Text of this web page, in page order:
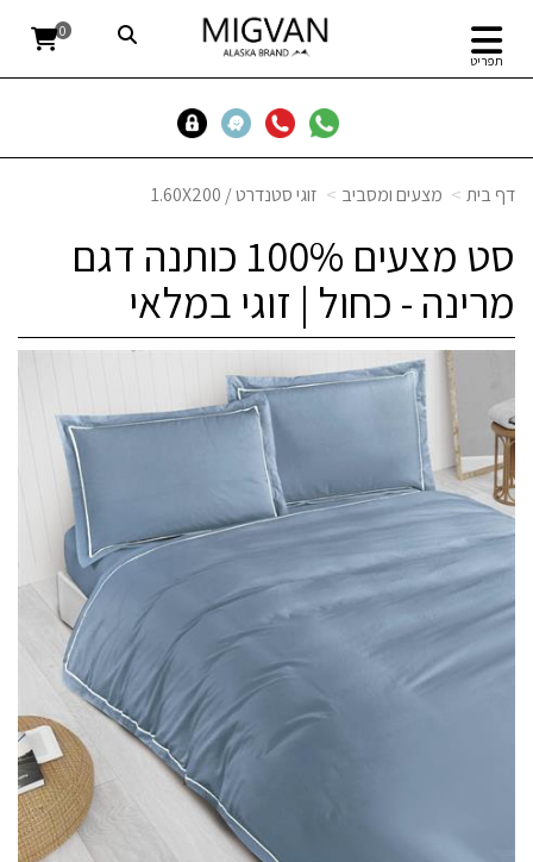
תפריט
0
דף בית מצעים ומסביב זוגי סטנדרט / 1.60X200
סט מצעים 100% כותנה דגם
מרינה - כחול | זוגי במלאי